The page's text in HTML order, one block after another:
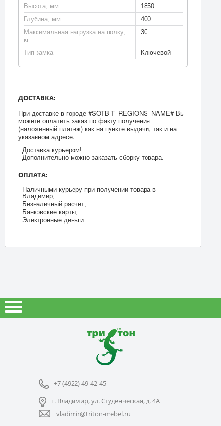
Высота, мм
1850
Глубина, мм
400
Максимальная нагрузка на полку,
кг
30
Тип замка Ключевой
ДОСТАВКА:
При доставке в городе #SOTBIT_REGIONS_NAME# Вы
можете оплатить заказ по факту получения
(наложенный платеж) как на пункте выдачи, так и на
указанном адресе.
Доставка курьером!
Дополнительно можно заказать сборку товара.
ОПЛАТА:
Наличными курьеру при получении товара в
Владимир;
Безналичный расчет;
Банковские карты;
Электронные деньги.
+7 (4922) 49-42-45
г. Владимир, ул. Студенческая, д. 4А
vladimir@triton-mebel.ru